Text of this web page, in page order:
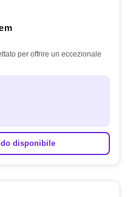
per offrire un eccezionale
disponibile